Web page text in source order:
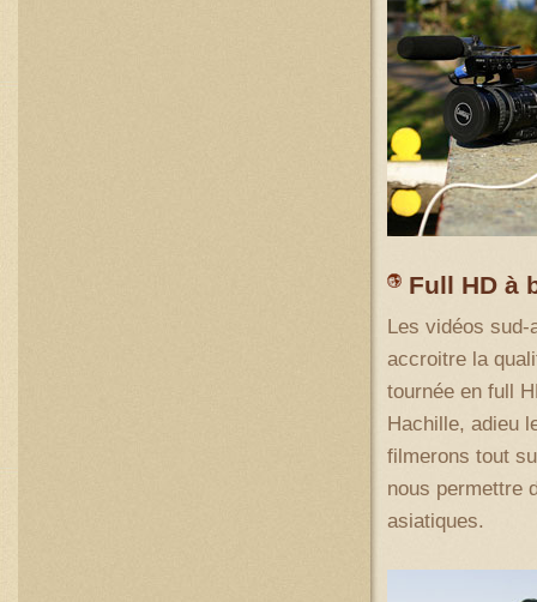
Full HD à
Les vidéos sud-
accroitre la
tournée en full
Hachille, adieu
filmerons tout
nous permettre
asiatiques.